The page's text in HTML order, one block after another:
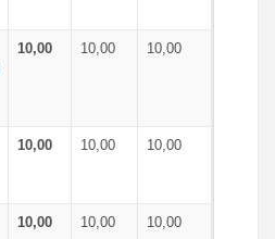
10,00 10,00 10,00
10,00 10,00 10,00
10,00 10,00 10,00